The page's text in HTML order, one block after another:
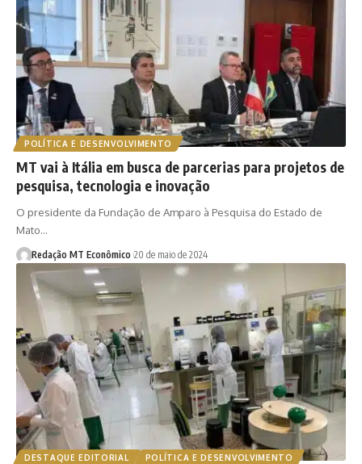
POLÍTICA E DESENVOLVIMENTO
MT vai à Itália em busca de parcerias para projetos de
pesquisa, tecnologia e inovação
O presidente da Fundação de Amparo à Pesquisa do Estado de
Mato…
Redação MT Econômico 20 de maio de 2024
DESTAQUE EDITORIAL POLÍTICA E DESENVOLVIMENTO